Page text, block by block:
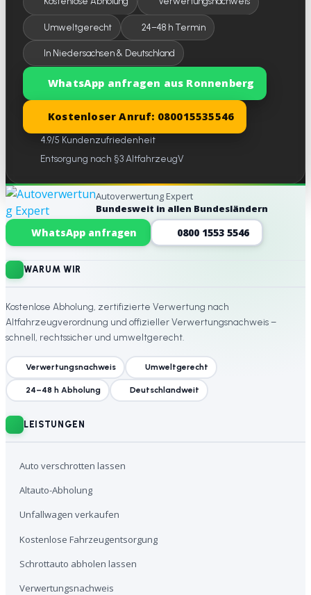
Umweltgerecht 24–48 h Termin
In Niedersachsen & Deutschland
WhatsApp anfragen aus Ronnenberg
Kostenloser Anruf: 080015535546
4.9/5 Kundenzufriedenheit
Entsorgung nach §3 AltfahrzeugV
Website-Footer
Autoverwertung Expert
Bundesweit in allen Bundesländern
WhatsApp anfragen 0800 1553 5546
WARUM WIR
Kostenlose Abholung, zertifizierte Verwertung nach
Altfahrzeugverordnung und offizieller Verwertungsnachweis –
schnell, rechtssicher und umweltgerecht.
Verwertungsnachweis Umweltgerecht
24–48 h Abholung Deutschlandweit
LEISTUNGEN
Auto verschrotten lassen
Altauto-Abholung
Unfallwagen verkaufen
Kostenlose Fahrzeugentsorgung
Schrottauto abholen lassen
Verwertungsnachweis